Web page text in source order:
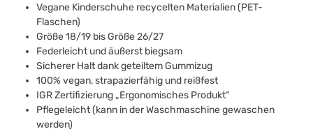
Vegane Kinderschuhe recycelten Materialien (PET-
Flaschen)
Größe 18/19 bis Größe 26/27
Federleicht und äußerst biegsam
Sicherer Halt dank geteiltem Gummizug
100% vegan, strapazierfähig und reißfest
IGR Zertifizierung „Ergonomisches Produkt“
Pflegeleicht (kann in der Waschmaschine gewaschen
werden)